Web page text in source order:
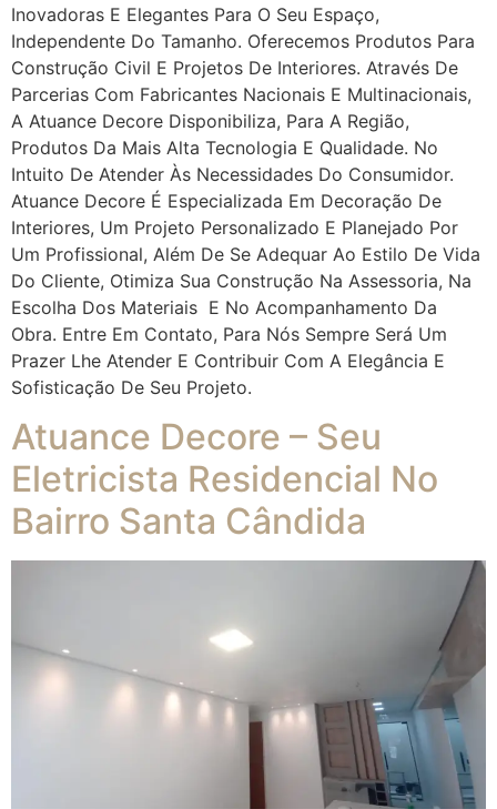
Inovadoras E Elegantes Para O Seu Espaço,
Independente Do Tamanho. Oferecemos Produtos Para
Construção Civil E Projetos De Interiores. Através De
Parcerias Com Fabricantes Nacionais E Multinacionais,
A Atuance Decore Disponibiliza, Para A Região,
Produtos Da Mais Alta Tecnologia E Qualidade. No
Intuito De Atender Às Necessidades Do Consumidor.
Atuance Decore É Especializada Em Decoração De
Interiores, Um Projeto Personalizado E Planejado Por
Um Profissional, Além De Se Adequar Ao Estilo De Vida
Do Cliente, Otimiza Sua Construção Na Assessoria, Na
Escolha Dos Materiais E No Acompanhamento Da
Obra. Entre Em Contato, Para Nós Sempre Será Um
Prazer Lhe Atender E Contribuir Com A Elegância E
Sofisticação De Seu Projeto.
Atuance Decore – Seu
Eletricista Residencial No
Bairro Santa Cândida